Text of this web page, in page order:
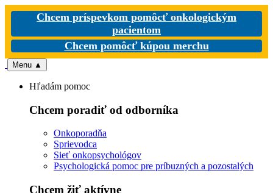
Chcem príspevkom pomôcť onkologickým
pacientom
Chcem pomôcť kúpou merchu
Menu ▲
Hľadám pomoc
Chcem poradiť od odborníka
Onkoporadňa
Sprievodca
Sieť onkopsychológov
Psychologická pomoc pre príbuzných a pozostalých
Chcem žiť aktívne